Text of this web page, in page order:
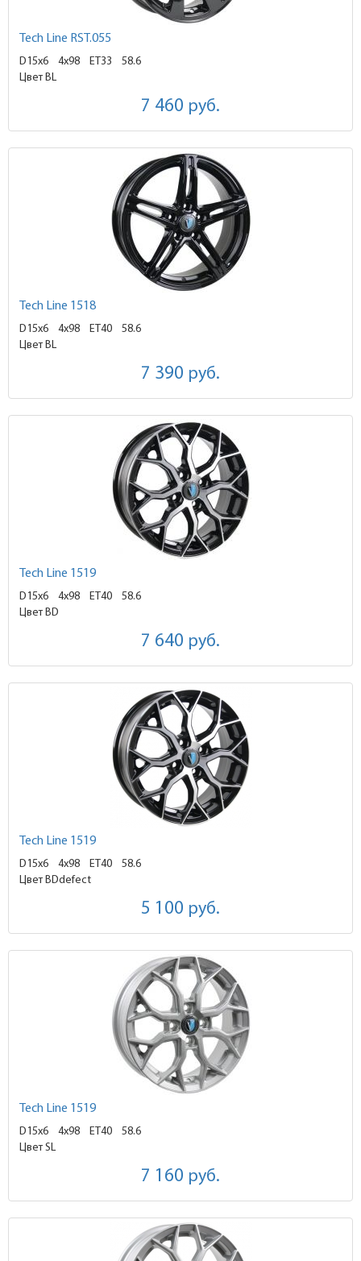
Tech Line RST.055
D15x6 4x98 ET33
58.6
Цвет BL
7 460 руб.
Tech Line 1518
D15x6 4x98 ET40
58.6
Цвет BL
7 390 руб.
Tech Line 1519
D15x6 4x98 ET40
58.6
Цвет BD
7 640 руб.
Tech Line 1519
D15x6 4x98 ET40
58.6
Цвет BDdefect
5 100 руб.
Tech Line 1519
D15x6 4x98 ET40
58.6
Цвет SL
7 160 руб.